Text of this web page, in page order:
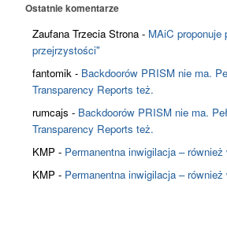
Ostatnie komentarze
Zaufana Trzecia Strona - MAiC proponuje
przejrzystości"
fantomik - Backdoorów PRISM nie ma.
Transparency Reports też.
rumcajs - Backdoorów PRISM nie ma.
Transparency Reports też.
KMP - Permanentna inwigilacja –
KMP - Permanentna inwigilacja –